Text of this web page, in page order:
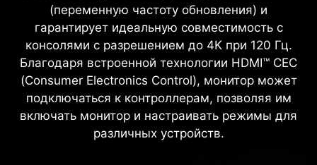
(переменную частоту обновления) и
гарантирует идеальную совместимость с
консолями с разрешением до 4K при 120 Гц.
Благодаря встроенной технологии HDMI™ CEC
(Consumer Electronics Control), монитор может
подключаться к контроллерам, позволяя им
включать монитор и настраивать режимы для
различных устройств.
с горячими клавишами для быстрого
переключения увеличения. Экран сохраняет
увеличение независимо от используемого
оружия.